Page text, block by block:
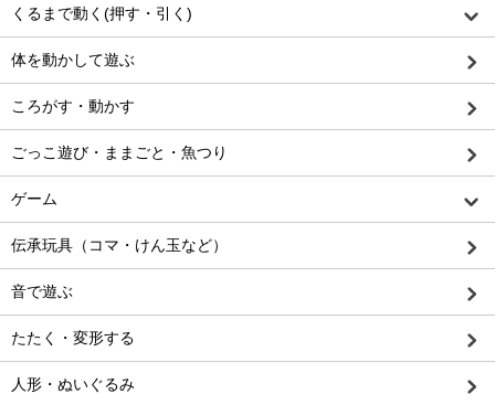
くるまで動く(押す・引く)
体を動かして遊ぶ
ころがす・動かす
ごっこ遊び・ままごと・魚つり
ゲーム
伝承玩具（コマ・けん玉など）
音で遊ぶ
たたく・変形する
人形・ぬいぐるみ